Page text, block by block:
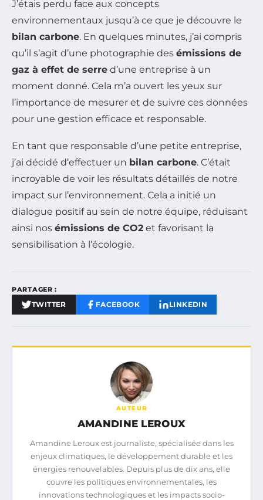
J’étais perdu face aux concepts
environnementaux jusqu’à ce que je découvre le
bilan carbone. En quelques minutes, j’ai compris
qu’il s’agit d’une photographie des émissions de
gaz à effet de serre d’une entreprise à un
moment donné. Cela m’a ouvert les yeux sur
l’importance de mesurer et de suivre ces données
pour une gestion efficace et responsable.
En tant que responsable d’une petite entreprise,
j’ai décidé d’effectuer un bilan carbone. C’était
incroyable de voir les résultats détaillés de notre
impact sur l’environnement. Cela a initié un
dialogue positif au sein de notre équipe, réduisant
ainsi nos émissions de CO2 et favorisant la
sensibilisation à l’écologie.
PARTAGER :
TWITTER FACEBOOK LINKEDIN
AUTEUR
AMANDINE LEROUX
Amandine Leroux est journaliste, spécialisée dans les
enjeux climatiques, le développement durable et les
énergies renouvelables. Depuis plus de dix ans, elle
couvre les politiques environnementales, les
innovations technologiques et les impacts socio-